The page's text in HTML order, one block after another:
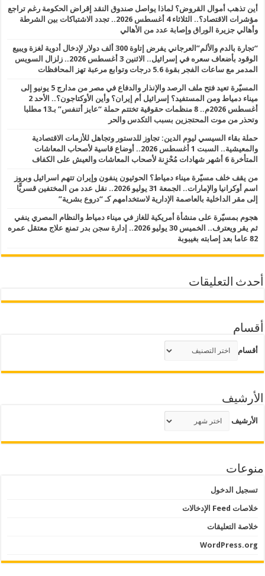
أين تذهب أموال القروض؟ لماذا يواصل صندوق النقد إقراض الحكومة رغم تراجع
مؤشرات الاقتصاد؟.. الثلاثاء 4 أغسطس 2026.. تجدد الاشتباكات بين الشرطة
وأهالي جزيرة الوراق وإصابة عدد من الأهالي
“تجارة بالدم والألم”العرجاني يفرض إتاوة 300 ألف دولار لإدخال أدوية لغزة ويبيع
الوقود بأضعاف سعره في إسرائيل.. الاثنين 3 أغسطس 2026.. زلزال السويس
المدمر مع ساعات الفجر بقوة 5.6 درجات وتوابع مرعبة تهز المحافظات
المسيّرة تعيد فتح ملف الرصد والإنذار والدفاع في مصر من مدارج 5 يونيو إلى
ميناء دمياط ومن المستفيد؟ إسرائيل أم إيران؟ وأين الأوكتاجون؟.. الأحد 2
أغسطس 2026م.. 8 منظمات حقوقية تختتم حملة “عايز أتنفس” بـ13 مطلبا
وتحذر من موت المحتجزين بسبب التكدس والحر
حملة بقاء السيسي ليوم الدين: تجاوز للدستور وتجاهل للأزمات الاقتصادية
والمعيشية.. السبت 1 أغسطس 2026.. أوضاع قاسية لأصحاب المعاشات
المتأخرة 6 أشهر شهادات مُحْزِنة لأصحاب المعاشات والعيش على الكفاف
من يقف خلف مسيّرة ميناء دمياط؟ الحوثيون ينفون وإيران تتهم اسرائيل وبروز
اسم أوكرانيا والإمارات.. الجمعة 31 يوليو 2026.. نقل عدد من المختفين قسريًّا
إلى مقر الداخلية بالعاصمة الإدارية لاستخدامهم كـ “دروع بشرية”
هجوم بمسيّرة على منشأة أمريكية للغاز في ميناء دمياط والنظام المصري ينفي
ثم يقر ويعترف.. الخميس 30 يوليو 2026.. إدارة سجن بدر تمنع علاج معتقل عمره
82 عاما بعد إصابته بغيبوبة
أحدث التعليقات
أقسام
أقسام
الأرشيف
الأرشيف
منوعات
تسجيل الدخول
خلاصات Feed الإدخالات
خلاصة التعليقات
WordPress.org